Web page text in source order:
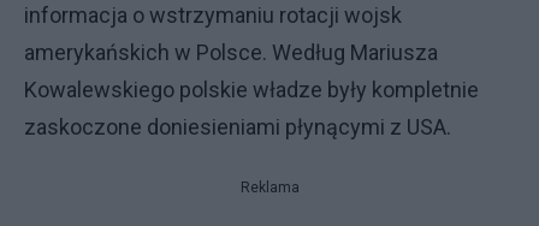
informacja o wstrzymaniu rotacji wojsk
amerykańskich w Polsce. Według Mariusza
Kowalewskiego polskie władze były kompletnie
zaskoczone doniesieniami płynącymi z USA.
Reklama